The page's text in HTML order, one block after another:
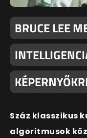
BRUCE LEE
Száz klasszikus
algoritmusok